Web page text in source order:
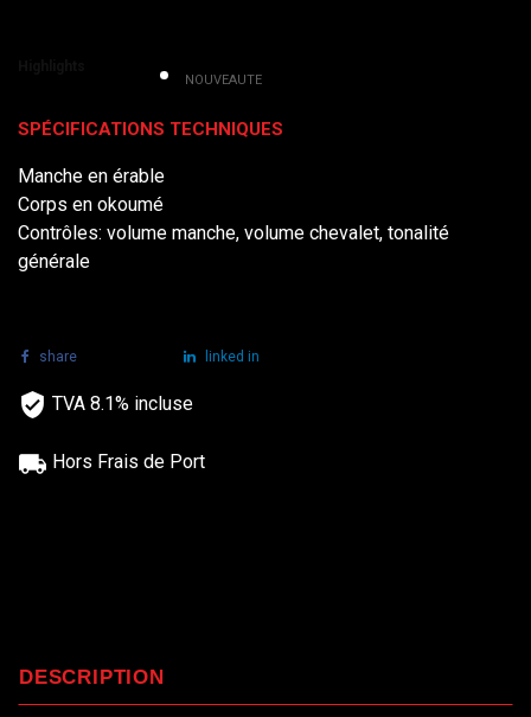
NOUVEAUTE
SPÉCIFICATIONS TECHNIQUES
Manche en érable
Corps en okoumé
Contrôles: volume manche, volume chevalet, tonalité
générale
share linked in
TVA 8.1% incluse
Hors Frais de Port
DESCRIPTION